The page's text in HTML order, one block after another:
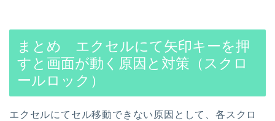
まとめ エクセルにて矢印キーを押
すと画面が動く原因と対策（スクロ
ールロック）
エクセルにてセル移動できない原因として、各スクロ